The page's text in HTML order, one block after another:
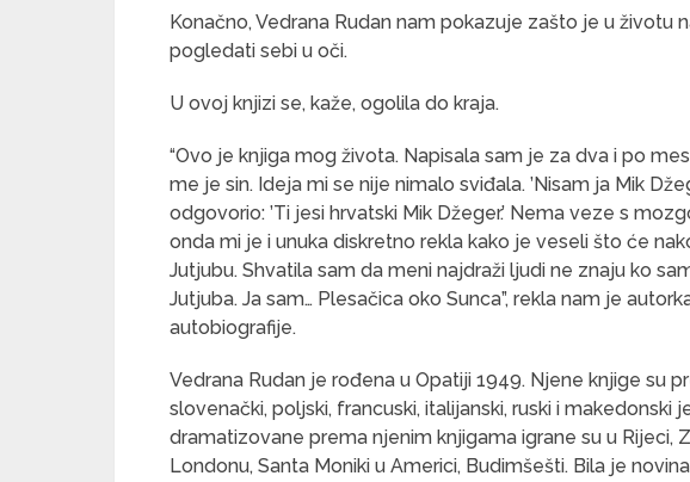
Konačno, Vedrana Rudan nam pokazuje zašto je u životu
pogledati sebi u oči.
U ovoj knjizi se, kaže, ogolila do kraja.
“Ovo je knjiga mog života. Napisala sam je za dva i po
me je sin. Ideja mi se nije nimalo sviđala. ’Nisam ja Mik
odgovorio: ’Ti jesi hrvatski Mik Džeger.’ Nema veze s
onda mi je i unuka diskretno rekla kako je veseli što će
Jutjubu. Shvatila sam da meni najdraži ljudi ne znaju ko
Jutjuba. Ja sam… Plesačica oko Sunca”, rekla nam je
autobiografije.
Vedrana Rudan je rođena u Opatiji 1949. Njene knjige su
slovenački, poljski, francuski, italijanski, ruski i makedonski
dramatizovane prema njenim knjigama igrane su u Rijeci,
Londonu, Santa Moniki u Americi, Budimšešti. Bila je